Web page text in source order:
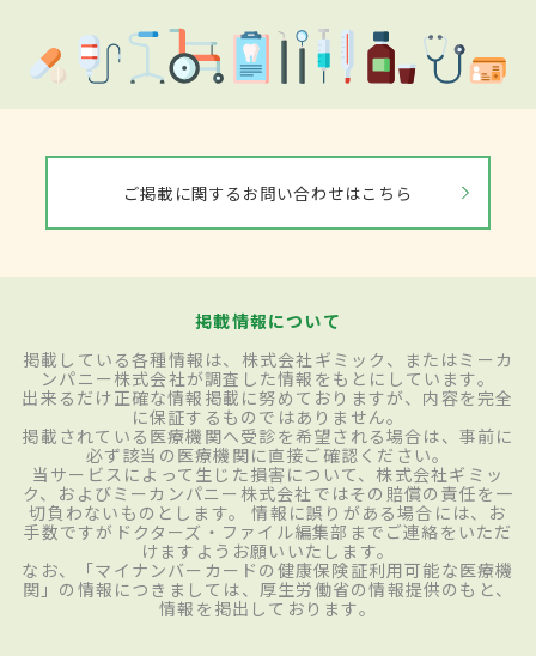
ご掲載に関するお問い合わせはこちら
掲載情報について
掲載している各種情報は、株式会社ギミック、またはミーカ
ンパニー株式会社が調査した情報をもとにしています。
出来るだけ正確な情報掲載に努めておりますが、内容を完全
に保証するものではありません。
掲載されている医療機関へ受診を希望される場合は、事前に
必ず該当の医療機関に直接ご確認ください。
当サービスによって生じた損害について、株式会社ギミッ
ク、およびミーカンパニー株式会社ではその賠償の責任を一
切負わないものとします。 情報に誤りがある場合には、お
手数ですがドクターズ・ファイル編集部までご連絡をいただ
けますようお願いいたします。
なお、「マイナンバーカードの健康保険証利用可能な医療機
関」の情報につきましては、厚生労働省の情報提供のもと、
情報を掲出しております。